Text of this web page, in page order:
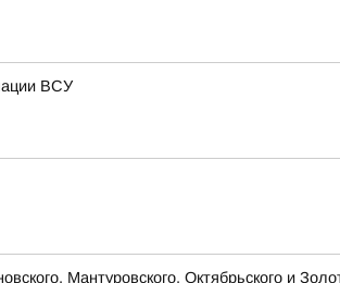
ВСУ
Мантуровского, Октябрьского и